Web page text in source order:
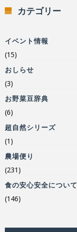
カテゴリー
イベント情報
(15)
おしらせ
(3)
お野菜豆辞典
(6)
超自然シリーズ
(1)
農場便り
(231)
食の安心安全について
(146)